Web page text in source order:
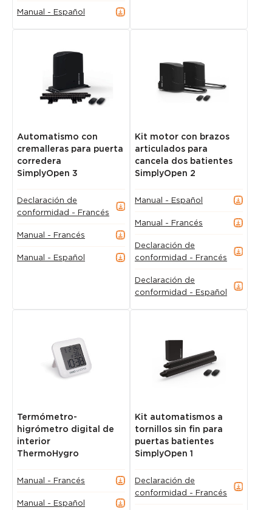
Manual - Español
Automatismo con
cremalleras para puerta
corredera
SimplyOpen 3
Declaración de
conformidad - Francés
Manual - Francés
Manual - Español
Kit motor con brazos
articulados para
cancela dos batientes
SimplyOpen 2
Manual - Español
Manual - Francés
Declaración de
conformidad - Francés
Declaración de
conformidad - Español
Termómetro-
higrómetro digital de
interior
ThermoHygro
Manual - Francés
Manual - Español
Kit automatismos a
tornillos sin fin para
puertas batientes
SimplyOpen 1
Declaración de
conformidad - Francés